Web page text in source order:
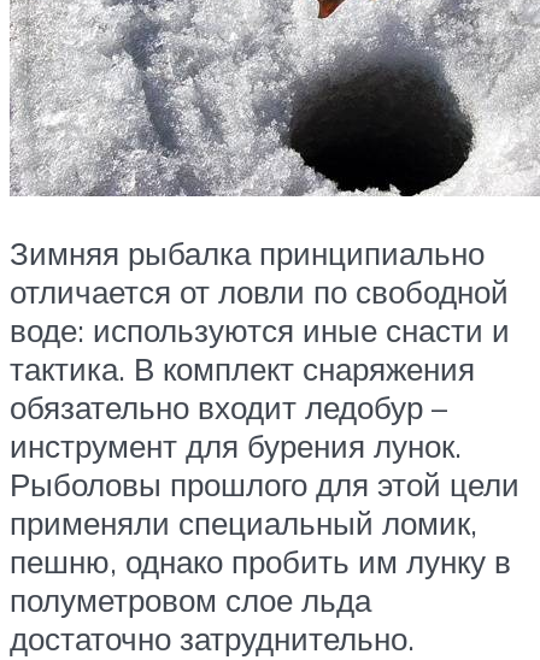
Зимняя рыбалка принципиально
отличается от ловли по свободной
воде: используются иные снасти и
тактика. В комплект снаряжения
обязательно входит ледобур –
инструмент для бурения лунок.
Рыболовы прошлого для этой цели
применяли специальный ломик,
пешню, однако пробить им лунку в
полуметровом слое льда
достаточно затруднительно.